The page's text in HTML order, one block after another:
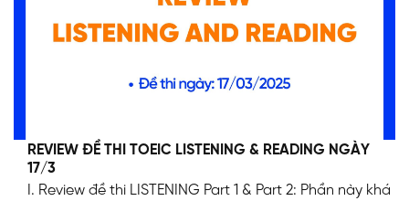
REVIEW ĐỀ THI TOEIC LISTENING & READING NGÀY
17/3
I. Review đề thi LISTENING Part 1 & Part 2: Phần này khá